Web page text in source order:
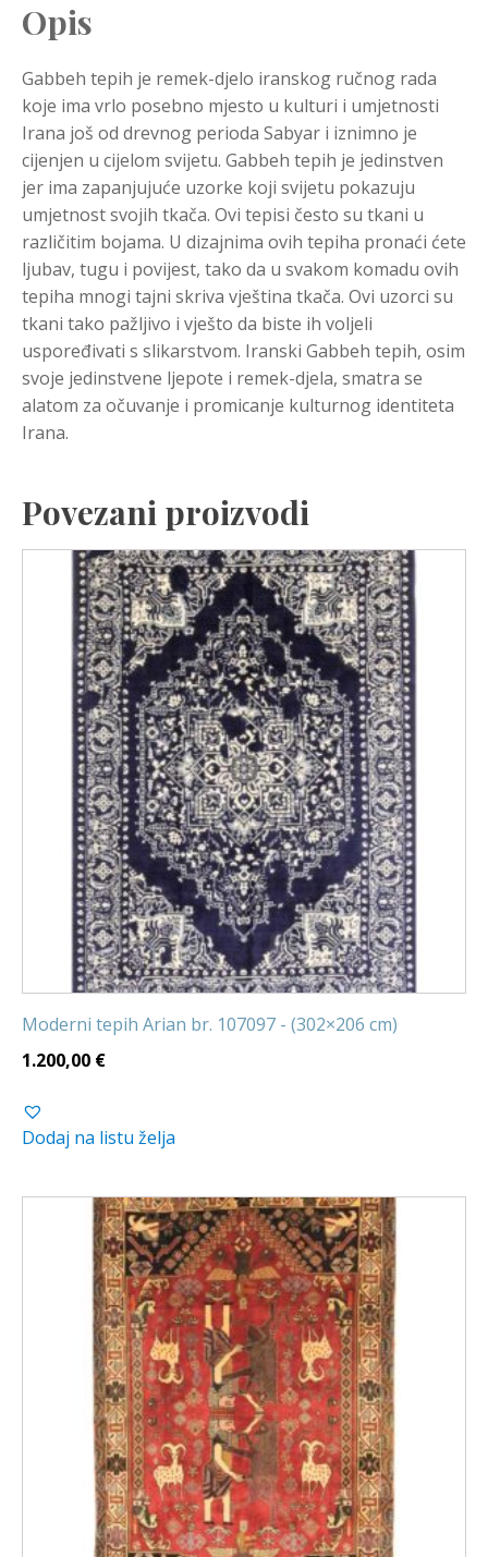
Opis
Gabbeh tepih je remek-djelo iranskog ručnog rada
koje ima vrlo posebno mjesto u kulturi i umjetnosti
Irana još od drevnog perioda Sabyar i iznimno je
cijenjen u cijelom svijetu. Gabbeh tepih je jedinstven
jer ima zapanjujuće uzorke koji svijetu pokazuju
umjetnost svojih tkača. Ovi tepisi često su tkani u
različitim bojama. U dizajnima ovih tepiha pronaći ćete
ljubav, tugu i povijest, tako da u svakom komadu ovih
tepiha mnogi tajni skriva vještina tkača. Ovi uzorci su
tkani tako pažljivo i vješto da biste ih voljeli
uspoređivati s slikarstvom. Iranski Gabbeh tepih, osim
svoje jedinstvene ljepote i remek-djela, smatra se
alatom za očuvanje i promicanje kulturnog identiteta
Irana.
Povezani proizvodi
Moderni tepih Arian br. 107097 - (302×206 cm)
1.200,00 €
Dodaj na listu želja